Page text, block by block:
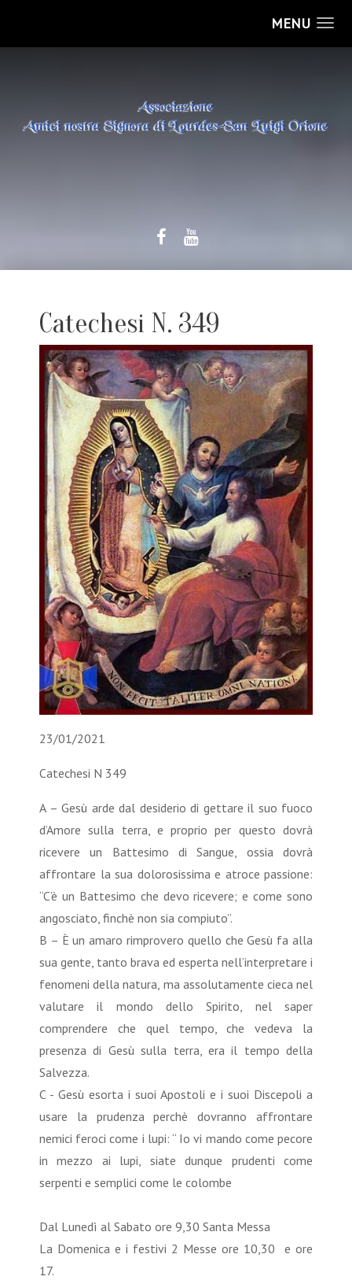
MENU
Catechesi N. 349
23/01/2021
Catechesi N 349
A – Gesù arde dal desiderio di gettare il suo fuoco
d’Amore sulla terra, e proprio per questo dovrà
ricevere un Battesimo di Sangue, ossia dovrà
affrontare la sua dolorosissima e atroce passione:
“C’è un Battesimo che devo ricevere; e come sono
angosciato, finchè non sia compiuto”.
B – È un amaro rimprovero quello che Gesù fa alla
sua gente, tanto brava ed esperta nell’interpretare i
fenomeni della natura, ma assolutamente cieca nel
valutare il mondo dello Spirito, nel saper
comprendere che quel tempo, che vedeva la
presenza di Gesù sulla terra, era il tempo della
Salvezza.
C - Gesù esorta i suoi Apostoli e i suoi Discepoli a
usare la prudenza perchè dovranno affrontare
nemici feroci come i lupi: “ Io vi mando come pecore
in mezzo ai lupi, siate dunque prudenti come
serpenti e semplici come le colombe
Dal Lunedì al Sabato ore 9,30 Santa Messa
La Domenica e i festivi 2 Messe ore 10,30 e ore
17.